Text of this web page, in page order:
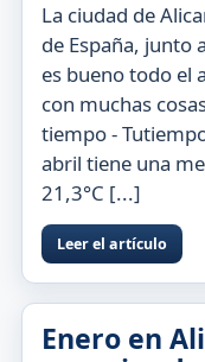
La ciudad de
de España, junto
es bueno todo el
con muchas
tiempo -
abril tiene una
21,3°C [...]
Leer el artículo
Enero en